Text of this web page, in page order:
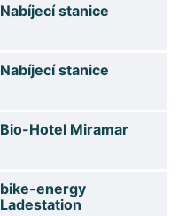
Nabíjecí stanice
Nabíjecí stanice
Bio-Hotel Miramar
bike-energy
Ladestation